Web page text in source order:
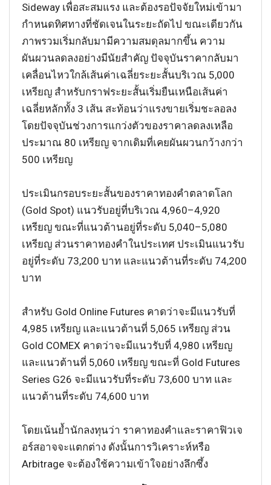
Sideway เพื่อสะสมแรง และต้องรอปัจจัยใหม่เข้ามา
กำหนดทิศทางที่ชัดเจนในระยะถัดไป ขณะเดียวกัน
ภาพรวมเริ่มกลับมามีความสมดุลมากขึ้น ความ
ผันผวนลดลงอย่างมีนัยสำคัญ ปัจจุบันราคากลับมา
เคลื่อนไหวใกล้เส้นค่าเฉลี่ยระยะสั้นบริเวณ 5,000
เหรียญ สำหรับกราฟระยะสั้นเริ่มยืนเหนือเส้นค่า
เฉลี่ยหลักทั้ง 3 เส้น สะท้อนว่าแรงขายเริ่มชะลอลง
โดยปัจจุบันช่วงการแกว่งตัวของราคาลดลงเหลือ
ประมาณ 80 เหรียญ จากเดิมที่เคยผันผวนกว้างกว่า
500 เหรียญ
ประเมินกรอบระยะสั้นของราคาทองคำตลาดโลก
(Gold Spot) แนวรับอยู่ที่บริเวณ 4,960–4,920
เหรียญ ขณะที่แนวต้านอยู่ที่ระดับ 5,040–5,080
เหรียญ ส่วนราคาทองคำในประเทศ ประเมินแนวรับ
อยู่ที่ระดับ 73,200 บาท และแนวต้านที่ระดับ 74,200
บาท
สำหรับ Gold Online Futures คาดว่าจะมีแนวรับที่
4,985 เหรียญ และแนวต้านที่ 5,065 เหรียญ ส่วน
Gold COMEX คาดว่าจะมีแนวรับที่ 4,980 เหรียญ
และแนวต้านที่ 5,060 เหรียญ ขณะที่ Gold Futures
Series G26 จะมีแนวรับที่ระดับ 73,600 บาท และ
แนวต้านที่ระดับ 74,600 บาท
โดยเน้นย้ำนักลงทุนว่า ราคาทองคำและราคาฟิวเจ
อร์สอาจจะแตกต่าง ดังนั้นการวิเคราะห์หรือ
Arbitrage จะต้องใช้ความเข้าใจอย่างลึกซึ้ง